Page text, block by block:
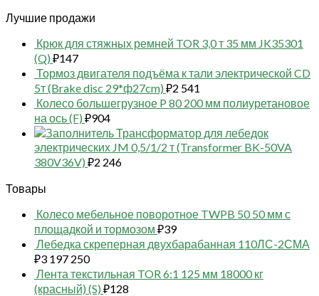
Лучшие продажи
Крюк для стяжных ремней TOR 3,0 т 35 мм JK35301
(Q) ₽147
Тормоз двигателя подъёма к тали электрической CD
5т (Brake disc 29*ф27cm) ₽2 541
Колесо большегрузное P 80 200 мм полиуретановое
на ось (F) ₽904
Трансформатор для лебедок
электрических JM 0,5/1/2 т (Transformer BK-50VA
380V36V) ₽2 246
Товары
Колесо мебельное поворотное TWPB 50 50 мм с
площадкой и тормозом ₽39
Лебедка скреперная двухбарабанная 110ЛС-2СМА
₽3 197 250
Лента текстильная TOR 6:1 125 мм 18000 кг
(красный) (S) ₽128